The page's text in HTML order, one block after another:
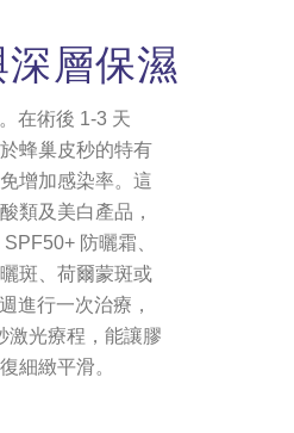
層保濕
在術後 1-3 天
蜂巢皮秒的特有
增加感染率。這
類及美白產品，
防曬霜、
斑、荷爾蒙斑或
進行一次治療，
激光療程，能讓膠
細緻平滑。